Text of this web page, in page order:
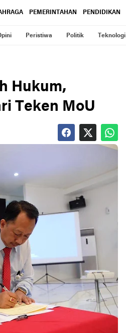
PEMERINTAHAN PENDIDIKAN
Peristiwa Politik Teknologi
Hukum,
Teken MoU